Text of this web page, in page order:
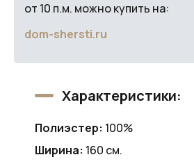
от 10 п.м. можно купить на:
dom-shersti.ru
Характеристики:
Полиэстер: 100%
Ширина: 160 см.